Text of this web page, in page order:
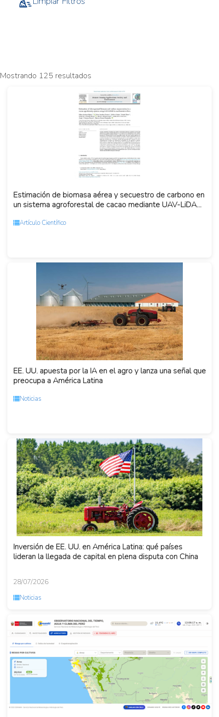
Mostrando 125 resultados
Estimación de biomasa aérea y secuestro de carbono en
un sistema agroforestal de cacao mediante UAV-LiDAR
Artículo Científico
EE. UU. apuesta por la IA en el agro y lanza una señal que
preocupa a América Latina
Noticias
Inversión de EE. UU. en América Latina: qué países
lideran la llegada de capital en plena disputa con China
28/07/2026
Noticias